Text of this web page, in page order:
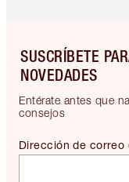
SUSCRÍBETE
NOVEDADES
Entérate antes que
consejos
Dirección de correo